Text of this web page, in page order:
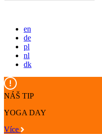
en
de
pl
nl
dk
NÁŠ TIP
YOGA DAY
Více